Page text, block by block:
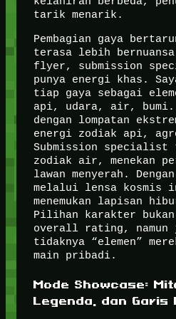
tarik menarik.
Pembagian gaya
terasa lebih
flyer, submission
punya energi khas. Saya
tiap gaya sebagai
api, udara, air,
dengan lompatan
energi zodiak api,
Submission
zodiak air, menekan
lawan menyerah.
melalui lensa kosmis
menemukan lapisan
Pilihan karakter bukan
overall rating, namun
tidaknya “elemen”
main pribadi.
Mode Showcase:
Legenda, dan Garis